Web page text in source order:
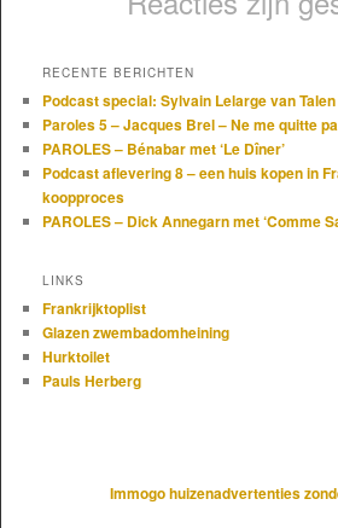
RECENTE BERICHTEN
Podcast special: Sylvain Lelarge van
Paroles 5 – Jacques Brel – Ne me quitte
PAROLES – Bénabar met ‘Le Dîner’
Podcast aflevering 8 – een huis kopen in
koopproces
PAROLES – Dick Annegarn met ‘Comme
LINKS
Frankrijktoplist
Glazen zwembadomheining
Hurktoilet
Pauls Herberg
Immogo huizenadvertenties